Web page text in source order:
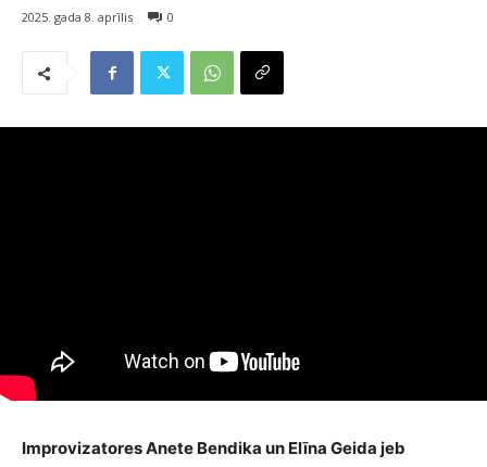
2025. gada 8. aprīlis 0
Improvizatores Anete Bendika un Elīna Geida jeb